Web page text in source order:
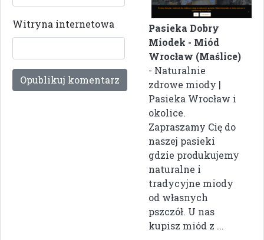
Witryna internetowa
Pasieka Dobry
Miodek - Miód
Wrocław (Maślice)
- Naturalnie
zdrowe miody |
Pasieka Wrocław i
okolice.
Zapraszamy Cię do
naszej pasieki
gdzie produkujemy
naturalne i
tradycyjne miody
od własnych
pszczół. U nas
kupisz miód z ...